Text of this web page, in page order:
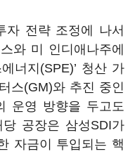
자 전략 조정에 나서
와 미 인디애나주에
너지(SPE)’ 청산 가
스(GM)와 추진 중인
운영 방향을 두고도
공장은 삼성SDI가
자금이 투입되는 핵